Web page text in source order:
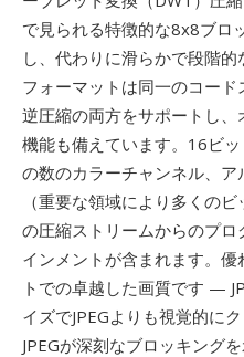
で見られる特徴的な8x8ブロ
し、代わりに滑らかで段階
フォーマットは同一のコー
逆圧縮の両方をサポートし、
機能も備えています。16ビ
の数のカラーチャンネル、
（重要な領域により多くの
の圧縮ストリームからのプ
インメントが含まれます。
トでの卓越した画質です —
イズでJPEGよりも視覚的に
JPEGが深刻なブロッキング